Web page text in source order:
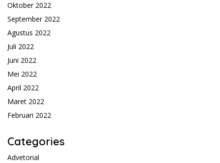
Oktober 2022
September 2022
Agustus 2022
Juli 2022
Juni 2022
Mei 2022
April 2022
Maret 2022
Februari 2022
Categories
Advetorial